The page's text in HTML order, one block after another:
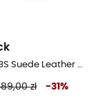
zł -31 %